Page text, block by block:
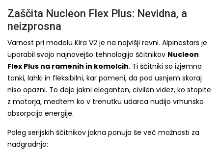
Zaščita Nucleon Flex Plus: Nevidna, a
neizprosna
Varnost pri modelu Kira V2 je na najvišji ravni. Alpinestars je
uporabil svojo najnovejšo tehnologijo ščitnikov Nucleon
Flex Plus na ramenih in komolcih. Ti ščitniki so izjemno
tanki, lahki in fleksibilni, kar pomeni, da pod usnjem skoraj
niso opazni. To daje jakni eleganten, civilen videz, ko stopite
z motorja, medtem ko v trenutku udarca nudijo vrhunsko
absorpcijo energije.
Poleg serijskih ščitnikov jakna ponuja še več možnosti za
nadgradnjo: